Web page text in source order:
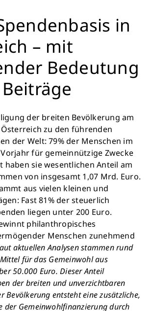
in
– mit
Bedeutung
der breiten Bevölkerung am
zu den führenden
der Welt: 79% der Menschen im
für gemeinnützige Zwecke
haben sie wesentlichen Anteil am
von insgesamt 1,07 Mrd. Euro.
aus vielen kleinen und
Fast 81% der steuerlich
liegen unter 200 Euro.
philanthropisches
Menschen zunehmend
aktuellen Analysen stammen rund
für das Gemeinwohl aus
50.000 Euro. Dieser Anteil
der breiten und unverzichtbaren
Bevölkerung entsteht eine zusätzliche,
der Gemeinwohlfinanzierung durch
Schließen